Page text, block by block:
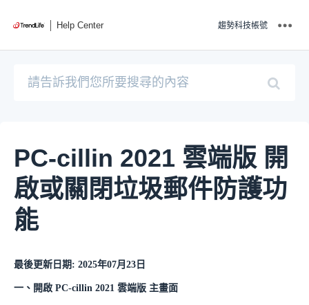
Help Center 趨勢科技帳號
PC-cillin 2021 雲端版 開
啟或關閉垃圾郵件防護功
能
最後更新日期: 2025年07月23日
一、開啟 PC-cillin 2021 雲端版 主畫面